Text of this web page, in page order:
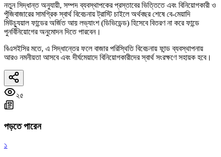
নতুন সিদ্ধান্ত অনুযায়ী, সম্পদ ব্যবস্থাপকের প্রস্তাবের ভিত্তিতে এবং বিনিয়োগকারী ও
পুঁজিবাজারের সামগ্রিক স্বার্থ বিবেচনায় ট্রাস্টি চাইলে অর্থবছর শেষে বে-মেয়াদি
মিউচ্যুয়াল ফান্ডের অর্জিত আয় লভ্যাংশ (ডিভিডেন্ড) হিসেবে বিতরণ না করে ফান্ডে
পুনর্বিনিয়োগের অনুমোদন দিতে পারবেন।
বিএসইসির মতে, এ সিদ্ধান্তের ফলে বাজার পরিস্থিতি বিবেচনায় ফান্ড ব্যবস্থাপনায়
আরও নমনীয়তা আসবে এবং দীর্ঘমেয়াদে বিনিয়োগকারীদের স্বার্থ সংরক্ষণে সহায়ক হবে।
২৫
পড়তে পারেন
১